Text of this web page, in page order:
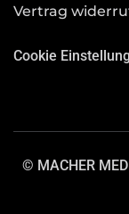
Vertrag
Cookie Einstellung
© MACHER